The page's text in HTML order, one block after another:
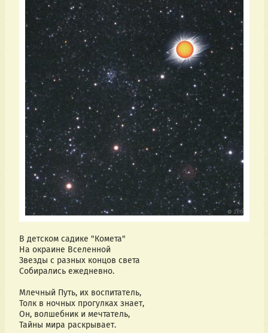
В детском садике "Комета"
На окраине Вселенной
Звезды с разных концов света
Собирались ежедневно.
Млечный Путь, их воспитатель,
Толк в ночных прогулках знает,
Он, волшебник и мечтатель,
Тайны мира раскрывает.